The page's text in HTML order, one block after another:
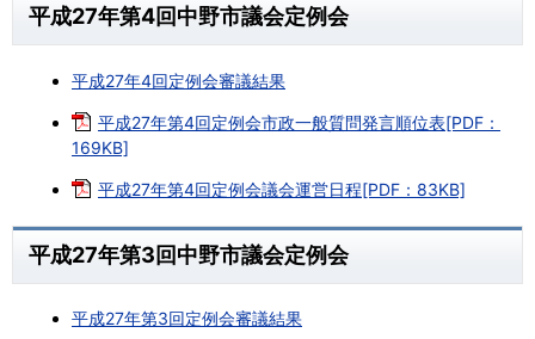
平成27年第4回中野市議会定例会
平成27年4回定例会審議結果
平成27年第4回定例会市政一般質問発言順位表[PDF：
169KB]
平成27年第4回定例会議会運営日程[PDF：83KB]
平成27年第3回中野市議会定例会
平成27年第3回定例会審議結果